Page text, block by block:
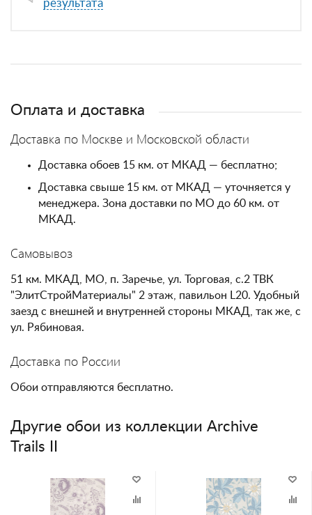
результата
Оплата и доставка
Доставка по Москве и Московской области
Доставка обоев 15 км. от МКАД — бесплатно;
Доставка свыше 15 км. от МКАД — уточняется у
менеджера. Зона доставки по МО до 60 км. от
МКАД.
Самовывоз
51 км. МКАД, МО, п. Заречье, ул. Торговая, с.2 ТВК
"ЭлитСтройМатериалы" 2 этаж, павильон L20. Удобный
заезд с внешней и внутренней стороны МКАД, так же, с
ул. Рябиновая.
Доставка по России
Обои отправляются бесплатно.
Другие обои из коллекции Archive
Trails II